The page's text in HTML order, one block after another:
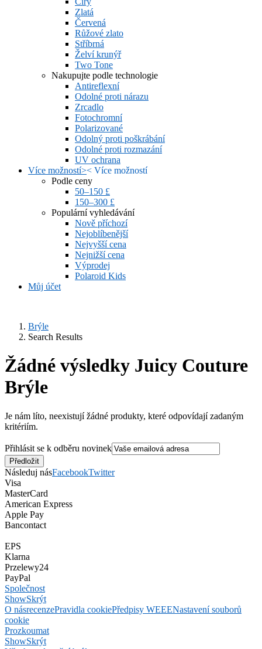
Zlatá
Červená
Růžové zlato
Stříbrná
Želví krunýř
Two Tone
Nakupujte podle technologie
Antireflexní
Odolné proti nárazu
Zrcadlo
Fotochromní
Polarizované
Odolný proti poškrábání
Odolné proti rozmazání
UV ochrana
Více možností>< Více možností
Podle ceny
50–150 £
150–300 £
Populární vyhledávání
Nově příchozí
Nejoblíbenější
Nejvyšší cena
Nejnižší cena
Výprodej
Polaroid Kids
Můj účet
Brýle
Search Results
Žádné výsledky Juicy Couture
Brýle
Je nám líto, neexistují žádné produkty, které odpovídají zadaným
kritériím.
Přihlásit se k odběru novinek
Následuj násFacebookTwitter
Visa
MasterCard
American Express
Apple Pay
Bancontact
EPS
Klarna
Przelewy24
PayPal
Společnost
ShowSkrýt
O násrecenzePravidla cookiePředpisy WEEENastavení souborů
cookie
Prozkoumat
ShowSkrýt